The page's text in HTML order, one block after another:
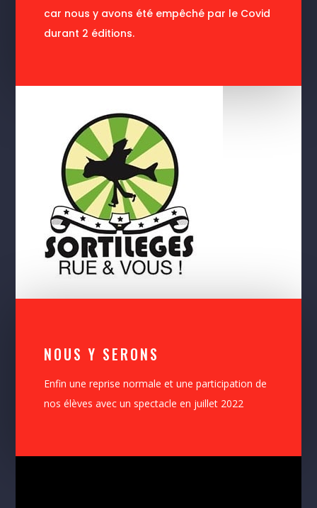
car nous y avons été empêché par le Covid
durant 2 éditions.
NOUS Y SERONS
Enfin une reprise normale et une participation de
nos élèves avec un spectacle en juillet 2022